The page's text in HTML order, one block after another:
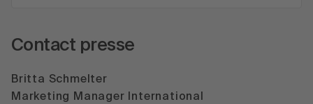
Contact presse
Britta Schmelter
Marketing Manager International